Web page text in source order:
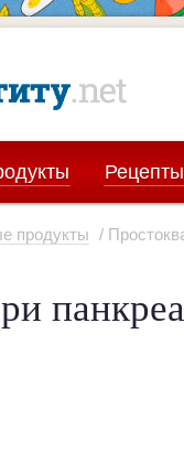
Рецепты
продукты /